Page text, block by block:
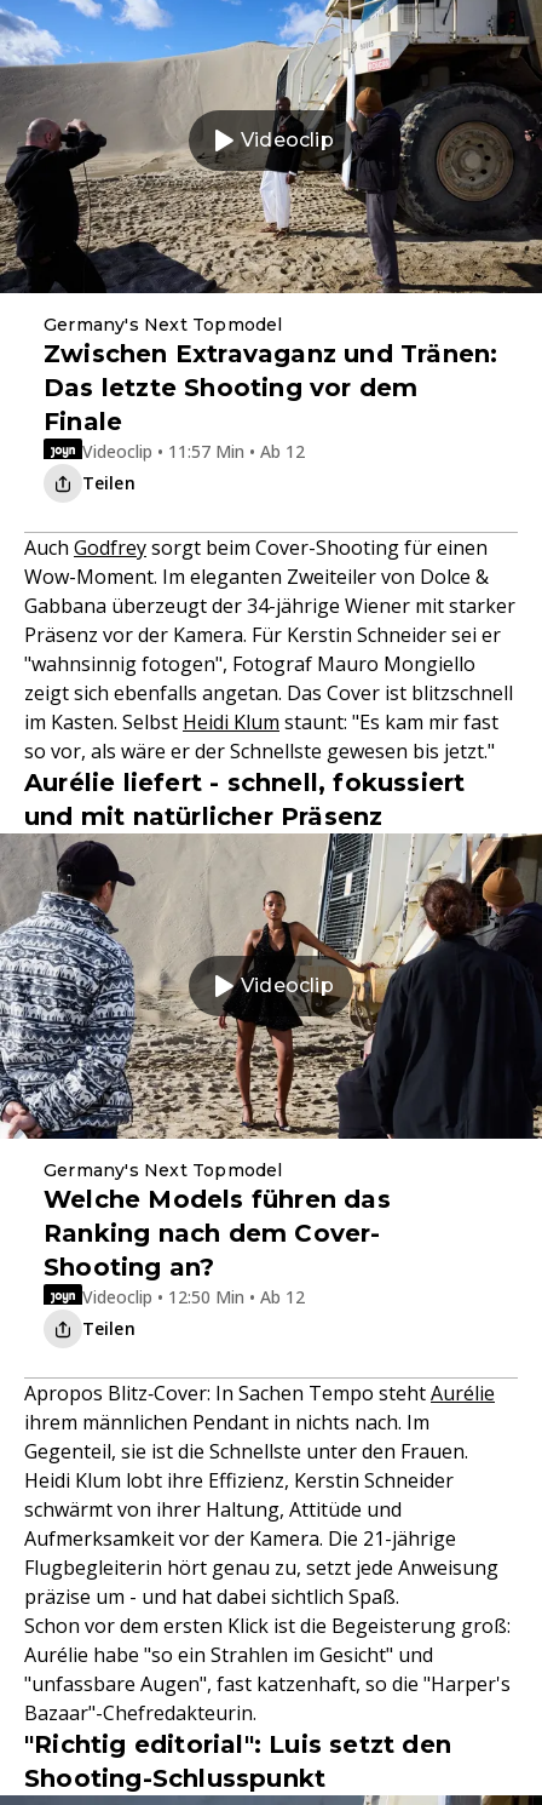
Videoclip
Germany's Next Topmodel
Zwischen Extravaganz und Tränen:
Das letzte Shooting vor dem
Finale
Videoclip • 11:57 Min • Ab 12
Teilen
Auch Godfreysorgt beim Cover-Shooting für einen
Wow-Moment. Im eleganten Zweiteiler von Dolce &
Gabbana überzeugt der 34-jährige Wiener mit starker
Präsenz vor der Kamera. Für Kerstin Schneider sei er
"wahnsinnig fotogen", Fotograf Mauro Mongiello
zeigt sich ebenfalls angetan. Das Cover ist blitzschnell
im Kasten. Selbst Heidi Klum staunt: "Es kam mir fast
so vor, als wäre er der Schnellste gewesen bis jetzt."
Aurélie liefert - schnell, fokussiert
und mit natürlicher Präsenz
Videoclip
Germany's Next Topmodel
Welche Models führen das
Ranking nach dem Cover-
Shooting an?
Videoclip • 12:50 Min • Ab 12
Teilen
Apropos Blitz‑Cover: In Sachen Tempo stehtAurélie
ihrem männlichen Pendant in nichts nach. Im
Gegenteil, sie ist die Schnellste unter den Frauen.
Heidi Klum lobt ihre Effizienz, Kerstin Schneider
schwärmt von ihrer Haltung, Attitüde und
Aufmerksamkeit vor der Kamera. Die 21-jährige
Flugbegleiterin hört genau zu, setzt jede Anweisung
präzise um - und hat dabei sichtlich Spaß.
Schon vor dem ersten Klick ist die Begeisterung groß:
Aurélie habe "so ein Strahlen im Gesicht" und
"unfassbare Augen", fast katzenhaft, so die "Harper's
Bazaar"-Chefredakteurin.
"Richtig editorial": Luis setzt den
Shooting-Schlusspunkt